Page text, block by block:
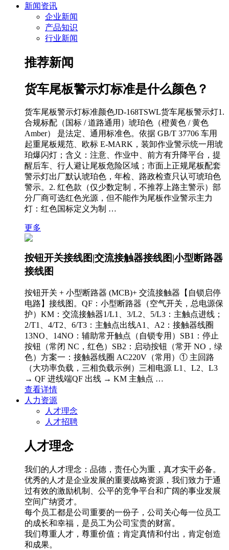
新闻资讯
企业新闻
产品知识
行业新闻
推荐新闻
货车尾板警示灯标准是什么颜色？
货车尾板警示灯标准颜色JD-168TSWL货车尾板警示灯1.
合规标配（国标 / 道路通用）琥珀色（橙黄色 / 黄色
Amber） 是法定、通用标准色。依据 GB/T 37706 车用
起重尾板规范、欧标 E-MARK，装卸作业警示统一用琥
珀爆闪灯；含义：注意、作业中、前方有升降平台，提
醒后车、行人避让尾板危险区域；市面上正规尾板配套
警示灯出厂默认琥珀色，年检、路政检查只认可琥珀色
警示。2. 红色款（仅少数定制，不推荐上路主警示）部
分厂商可选红色光源，但不能作为尾板作业警示主力
灯：红色国标定义为制 …
更多
按钮开关接线图|交流接触器接线图|小型断路器
接线图
按钮开关 + 小型断路器 (MCB)+ 交流接触器【自锁启停
电路】接线图。QF：小型断路器（空气开关，总电源保
护）KM：交流接触器1/L1、3/L2、5/L3：主触点进线；
2/T1、4/T2、6/T3：主触点出线A1、A2：接触器线圈
13NO、14NO：辅助常开触点（自锁专用）SB1：停止
按钮（常闭 NC，红色）SB2：启动按钮（常开 NO，绿
色）方案一：接触器线圈 AC220V（常用）① 主回路
（大功率负载，三相负载示例）三相电源 L1、L2、L3
→ QF 进线端QF 出线 → KM 主触点 …
查看详情
人力资源
人才理念
人才招聘
人才理念
我们的人才理念：品德，责任心为重，真才实干必备。
优秀的人才是企业发展的重要战略资源，我们致力于通
过有效的激励机制、公平的竞争平台和广阔的事业发展
空间广纳贤才。
每个员工都是公司重要的一份子，公司关心每一位员工
的成长和幸福，是员工为公司宝贵的财富。
我们尊重人才，尊重价值；肯定真情和付出，肯定创造
和成果。